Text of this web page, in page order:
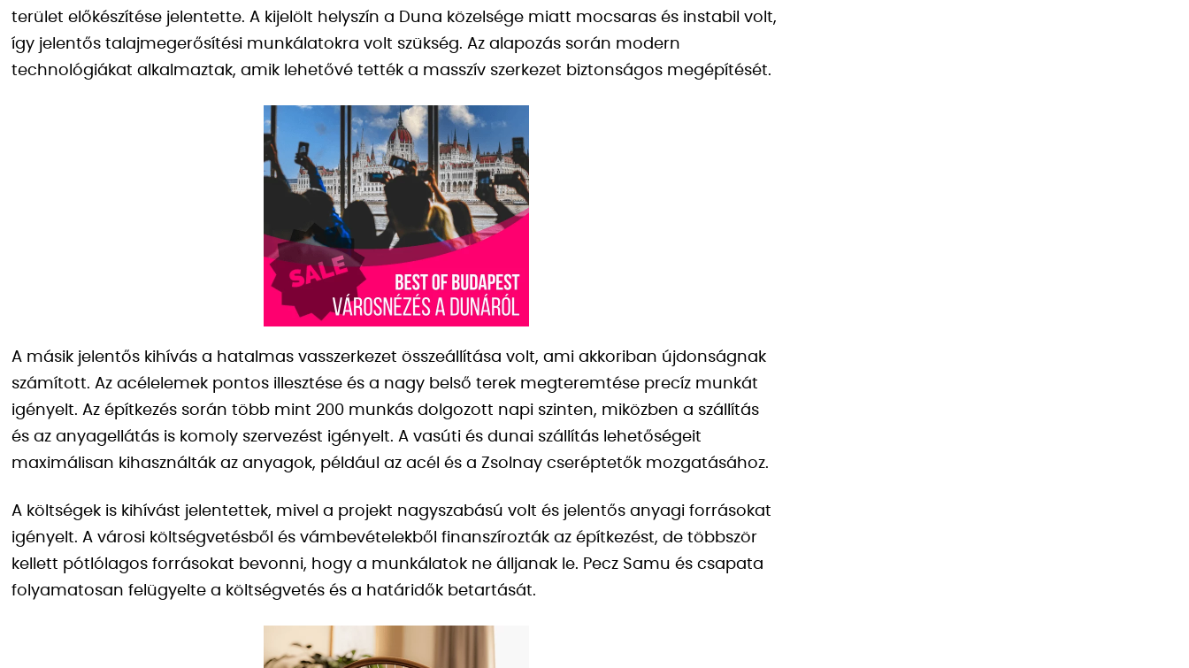
terület előkészítése jelentette. A kijelölt helyszín a Duna közelsége miatt mocsaras és instabil volt,
így jelentős talajmegerősítési munkálatokra volt szükség. Az alapozás során modern
technológiákat alkalmaztak, amik lehetővé tették a masszív szerkezet biztonságos megépítését.
A másik jelentős kihívás a hatalmas vasszerkezet összeállítása volt, ami akkoriban újdonságnak
számított. Az acélelemek pontos illesztése és a nagy belső terek megteremtése precíz munkát
igényelt. Az építkezés során több mint 200 munkás dolgozott napi szinten, miközben a szállítás
és az anyagellátás is komoly szervezést igényelt. A vasúti és dunai szállítás lehetőségeit
maximálisan kihasználták az anyagok, például az acél és a Zsolnay cseréptetők mozgatásához.
A költségek is kihívást jelentettek, mivel a projekt nagyszabású volt és jelentős anyagi forrásokat
igényelt. A városi költségvetésből és vámbevételekből finanszírozták az építkezést, de többször
kellett pótlólagos forrásokat bevonni, hogy a munkálatok ne álljanak le. Pecz Samu és csapata
folyamatosan felügyelte a költségvetés és a határidők betartását.